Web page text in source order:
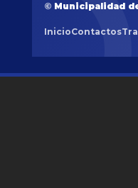
© Municipalidad
InicioContactos